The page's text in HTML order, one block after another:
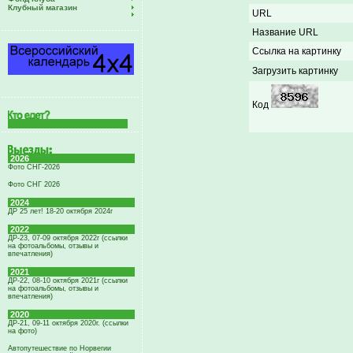
Клубный магазин
2026
Фото СНГ-2026
Фото СНГ 2026
2024
ДР 25 лет! 18-20 октября 2024г
2022
ДР-23, 07-09 октября 2022г (ссылки
на фотоальбомы, отзывы и
впечатления)
2021
ДР-22, 08-10 октября 2021г (ссылки
на фотоальбомы, отзывы и
впечатления)
2020
ДР-21, 09-11 октября 2020г. (ссылки
на фото)
Автопутешествие по Норвегии
URL
Название URL
Ссылка на картинку
Загрузить картинку
Код